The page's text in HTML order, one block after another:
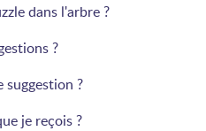
dans l'arbre ?
?
suggestion ?
je reçois ?